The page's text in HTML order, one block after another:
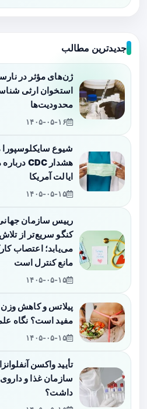
جدیدترین مطالب
ژن‌های مؤثر در
استخوان ارثی
محدودیت‌ها
۱۴۰۵-۰۵-۱۶
شیوع سایکلوسپورا
ایالت آمریکا
۱۴۰۵-۰۵-۱۵
رییس سازمان
کنگو سریع‌تر از
می‌یابد؛ اعتصاب
مانع کنترل است
۱۴۰۵-۰۵-۱۵
پیلاتس و کاهش وزن:
مفید است؟ نگاه
۱۴۰۵-۰۵-۱۵
تأیید واکسن
سازمان غذا و داروی
داشت؟